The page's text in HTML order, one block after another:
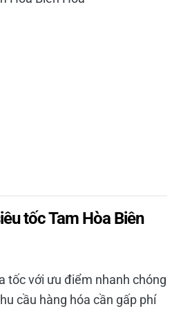
tốc Tam Hòa Biên
tốc với ưu điểm nhanh chóng
cầu hàng hóa cần gấp phí